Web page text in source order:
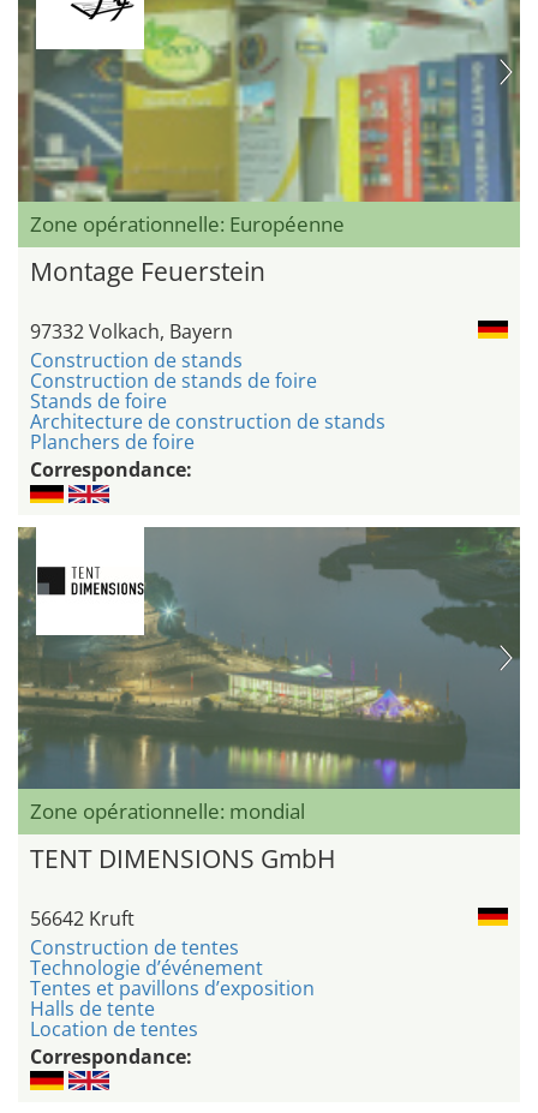
Zone opérationnelle: Européenne
Montage Feuerstein
97332 Volkach, Bayern
Construction de stands
Construction de stands de foire
Stands de foire
Architecture de construction de stands
Planchers de foire
Correspondance:
Zone opérationnelle: mondial
TENT DIMENSIONS GmbH
56642 Kruft
Construction de tentes
Technologie d’événement
Tentes et pavillons d’exposition
Halls de tente
Location de tentes
Correspondance: